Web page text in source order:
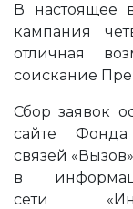
В настоящее
кампания
отличная
соискание
Сбор заявок
сайте Фонда
связей «Вызов»
в
сети